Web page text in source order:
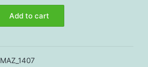
Add to cart
MAZ_1407